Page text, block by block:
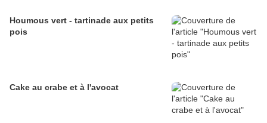
Houmous vert - tartinade aux petits
pois
Cake au crabe et à l'avocat